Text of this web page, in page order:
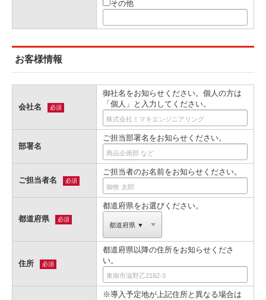
その他
お客様情報
会社名 必須
御社名をお知らせください。個人の方は
「個人」と入力してください。
部署名
ご担当部署名をお知らせください。
ご担当者名 必須
ご担当者のお名前をお知らせください。
都道府県 必須
都道府県をお選びください。
住所 必須
都道府県以降の住所をお知らせくださ
い。
※導入予定地が上記住所と異なる場合は